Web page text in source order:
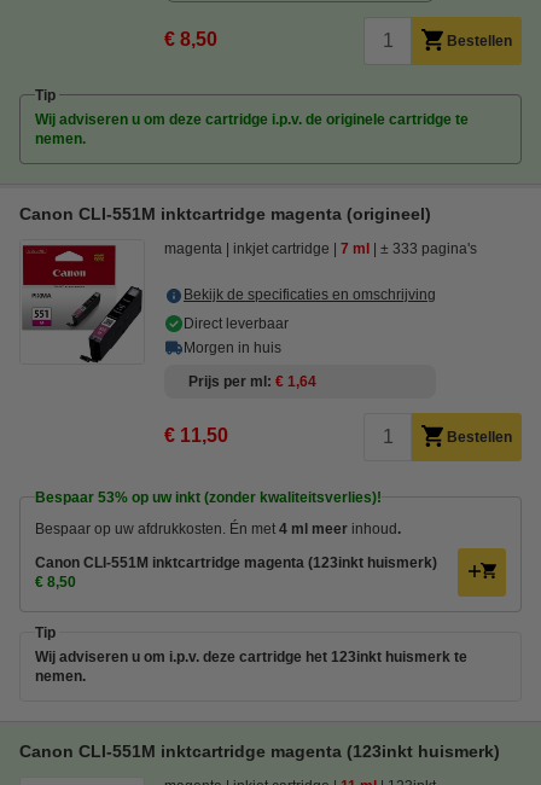
€ 8,50 Bestellen
Tip
Wij adviseren u om deze cartridge i.p.v. de originele cartridge te
nemen.
Canon CLI-551M inktcartridge magenta (origineel)
magenta inkjet cartridge 7 ml ± 333 pagina's
Bekijk de specificaties en omschrijving
Direct leverbaar
Morgen in huis
Prijs per ml
€ 1,64
€ 11,50 Bestellen
Bespaar 53% op uw inkt (zonder kwaliteitsverlies)!
Bespaar op uw afdrukkosten. Én met 4 ml meer inhoud .
Canon CLI-551M inktcartridge magenta (123inkt huismerk)
€ 8,50
Tip
Wij adviseren u om i.p.v. deze cartridge het 123inkt huismerk te
nemen.
Canon CLI-551M inktcartridge magenta (123inkt huismerk)